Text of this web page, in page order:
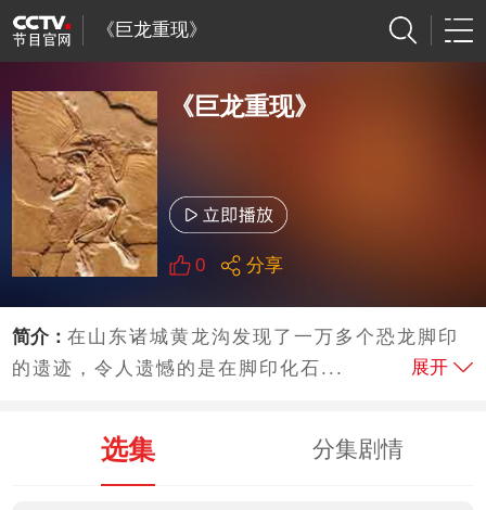
《巨龙重现》
《巨龙重现》
0 分享
简介：在山东诸城黄龙沟发现了一万多个恐龙脚印
的遗迹，令人遗憾的是在脚印化石...
展开
选集 分集剧情